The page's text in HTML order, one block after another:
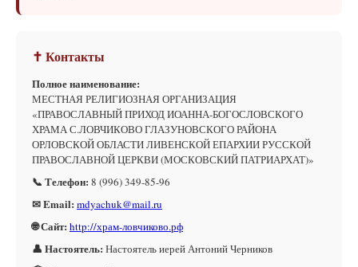
✝ Контакты
Полное наименование:
МЕСТНАЯ РЕЛИГИОЗНАЯ ОРГАНИЗАЦИЯ
«ПРАВОСЛАВНЫЙ ПРИХОД ИОАННА-БОГОСЛОВСКОГО
ХРАМА С.ЛОВЧИКОВО ГЛАЗУНОВСКОГО РАЙОНА
ОРЛОВСКОЙ ОБЛАСТИ ЛИВЕНСКОЙ ЕПАРХИИ РУССКОЙ
ПРАВОСЛАВНОЙ ЦЕРКВИ (МОСКОВСКИЙ ПАТРИАРХАТ)»
📞 Телефон: 8 (996) 349-85-96
✉ Email: mdyachuk@mail.ru
🌐 Сайт: http://храм-ловчиково.рф
👤 Настоятель: Настоятель иерей Антоний Черников